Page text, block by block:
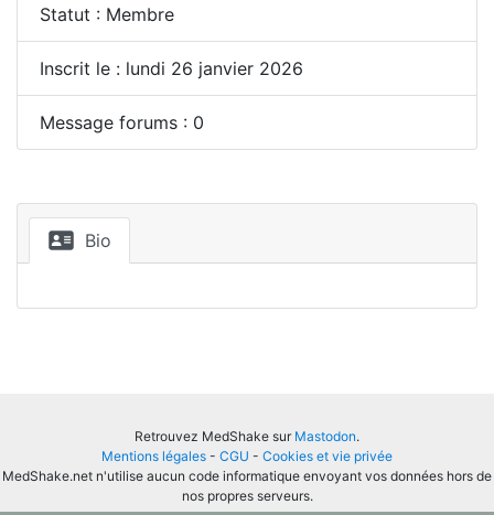
Statut : Membre
Inscrit le : lundi 26 janvier 2026
Message forums : 0
Bio
Retrouvez MedShake sur Mastodon.
Mentions légales - CGU - Cookies et vie privée
MedShake.net n'utilise aucun code informatique envoyant vos données hors de
nos propres serveurs.